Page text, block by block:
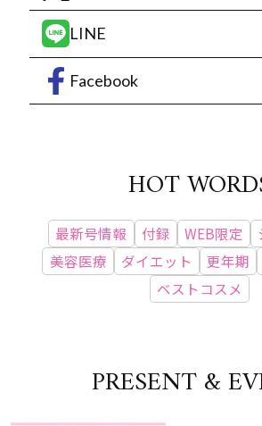
LINE
Facebook
HOT
最新号情報 付録 WEB限定
美容医療
ダイエット 更年期
ベストコスメ
PRESENT &